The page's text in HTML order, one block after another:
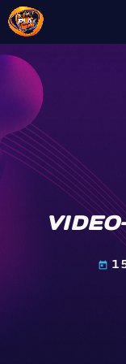
today